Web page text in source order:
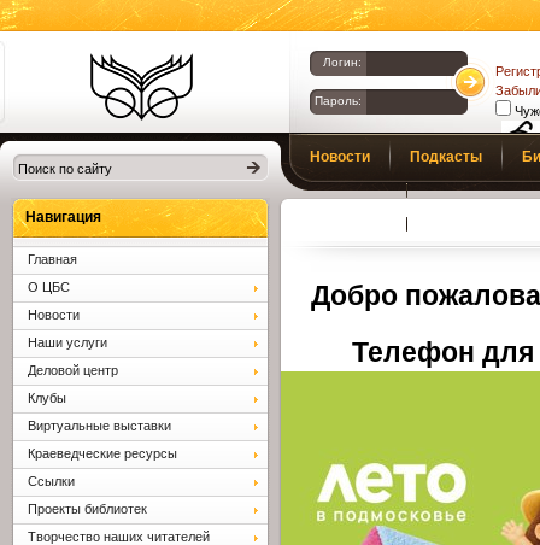
Библиотеки
Клина. Клинская
ЦБС.
Логин:
Пароль:
Новости Подкасты
Добро
Телефон для
Навигация
Главная
О ЦБС
Новости
Наши услуги
Деловой центр
Клубы
Виртуальные выставки
Краеведческие ресурсы
Ссылки
Проекты библиотек
Творчество наших читателей